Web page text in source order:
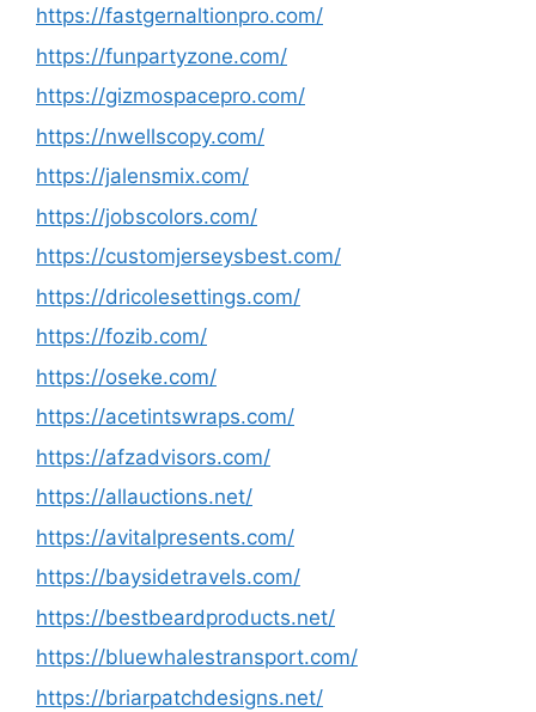
https://fastgernaltionpro.com/
https://funpartyzone.com/
https://gizmospacepro.com/
https://nwellscopy.com/
https://jalensmix.com/
https://jobscolors.com/
https://customjerseysbest.com/
https://dricolesettings.com/
https://fozib.com/
https://oseke.com/
https://acetintswraps.com/
https://afzadvisors.com/
https://allauctions.net/
https://avitalpresents.com/
https://baysidetravels.com/
https://bestbeardproducts.net/
https://bluewhalestransport.com/
https://briarpatchdesigns.net/